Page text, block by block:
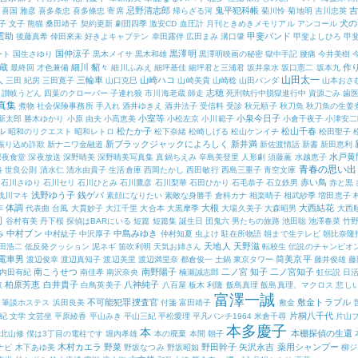
喜国 雅彦 喜多条忠 喜多條忠 寄席 忌野清志郎 帰らざる河 鬼平犯科帳 菊川怜 菊地明 吉川忠英
文子 熊猫 桑田靖子 契約更新 劇団四季 激安CD 血圧計 月刊ときめきメモリアル アンコール 犬
助 後藤真希 倖田來未 好きよキャプテン 幸田露伴 広田まみ 溝口肇 甲斐バンド 甲斐よしひろ 甲
国生さゆり 国仲涼子 黒木メイサ 黒木和雄 黒澤明 黒澤明映画の秘密 獄中手記 腰痛 今井美樹
最終回 才色兼備 細川 貂々 細川ふみえ 細坪基佳 細坪君と三浦君 坂井泉水 坂口憲二 坂本九 作
三田 紀房 三田寛子 三輪車 山口克巳 山崎ハコ 山崎美貴 山崎稔 山田パンダ 山田太一 山本おさ
讃岐うどん
四葉のクローバー 子連れ狼 市川海老蔵 師走 志穂 死刑執行中脱獄進行中 資源ごみ 歯
集 煮物 社会保険事務所 手入れ 酒井ゆきえ 酒井法子 受信料 受診 秋元順子 秋刀魚 秋刀魚の生姜
太郎 勝木ゆかり 小原 由夫 小高恵美 小室等 小松左京 小川範子 小泉今日子 小倉千夜子 小津安
昭和のリクエスト 昭和レトロ 松たか子 松下奈緒 松崎しげる 松山ケンイチ 松山千春 松田聖子
り込め詐欺 新ナニワ金融道 新ブラックジャックによろしく 新井満 新佐渡情話 新書 新田恵利
夜食堂 深夜放送 深野晴美 深野晴美写真集 真鍋ちえみ 辛島美登里 人形劇 須藤薫 水越恵子 水戸黄
世良公則 清水仁 清水由貴子 生活倉庫 西岡たかし 西田敏行 西島三重子 青空文庫 青春の思い出
石川さゆり 石川セリ 石川ひとみ 石川鷹彦 石川梨華 石田ひかり 石毛恭子 石立鉄男 赤い鳥 赤と黒
川マキ 浅野ゆう子 銭ゲバ 素顔になりたい 素敵な身勝手 倉科カナ 相楽晴子 相武紗季 増田恵子
体調 代表曲 台風 大貫妙子 大江千里 大合本 大黒摩季 大根 大場久美子 大森昭男 大西結花 大西
谷村有美 丹下桜 探偵はBARにいる 短篇 短篇集 誕生日 団鬼六 男たちの旅路 池田聡 池澤春菜 竹
中村ブン 中村紘子 中沢厚子 中島みゆき 仲村知夏 虫よけ 駐在所物語 朝まで生テレビ 朝比奈隆
浩二 低反発クッション 泥ネギ 笛吹利明 天気お姉さん 天地人 天野滋 転校生 伝説のチャンピオ
車男 渡辺俊幸 渡辺真知子 渡辺美里 渡辺満里奈 都倉俊一 土鍋 東京タワー 筒美京平 藤井俊雄 藤
内田有紀 南こうせつ 南佳孝 南沢奈央 南野陽子 楠瀬誠志郎 二ノ宮 知子 二ノ宮知子 虹伝説 日活
柏原芳恵 白井貴子 白鳥英美子 八神純子 八百屋 板木 利隆 飯島真理 飯島真理、マクロス 悲し
筆談ホステス 浜田良美 不可能犯罪捜査官 付箋 富田靖子 富澤一誠 敷金 敷金トラブル
文学 文芸坐 平原綾香 平山みき 平山三紀 平松愛理 平凡パンチ1964 米倉千尋 片桐八千代 片山
北山修 僕は3丁目の電柱です 堀内孝雄 本 本の廃棄 本間 朝子 本多慶子 本棚探偵の生還
ビ 木下あゆ美 木村カエラ 野菜 野坂なつみ 野坂昭如 野田幹子 矢沢永吉 薬用シャンプー 柳